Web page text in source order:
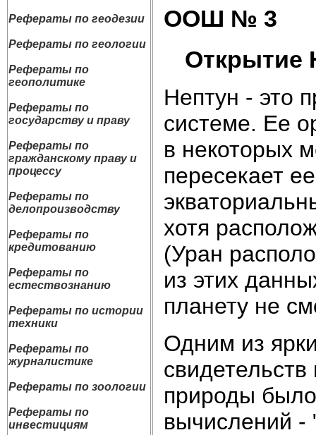
Рефераты по геодезии
Рефераты по геологии
Рефераты по
геополитике
Рефераты по
государству и праву
Рефераты по
гражданскому праву и
процессу
Рефераты по
делопроизводству
Рефераты по
кредитованию
Рефераты по
естествознанию
Рефераты по истории
техники
Рефераты по
журналистике
Рефераты по зоологии
Рефераты по
инвестициям
ООШ № 3
Открытие
Нептун - это
системе. Ее
в некоторых
пересекает
хотя
(Уран
из этих
планету не
Одним из
природы
вычислений -